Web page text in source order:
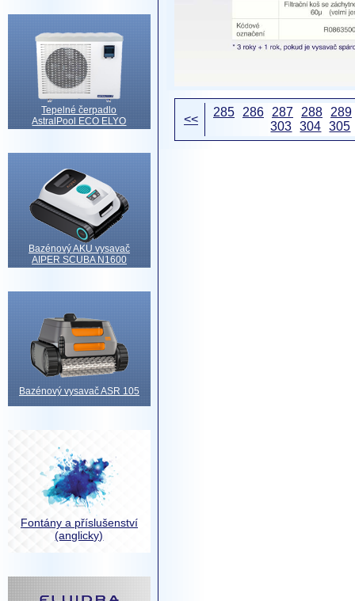
Tepelné čerpadlo
AstralPool ECO ELYO
Bazénový AKU vysavač
AIPER SCUBA N1600
Bazénový vysavač ASR 105
Fontány a příslušenství
(anglicky)
<<
285 286 287 288
289
303
304 305